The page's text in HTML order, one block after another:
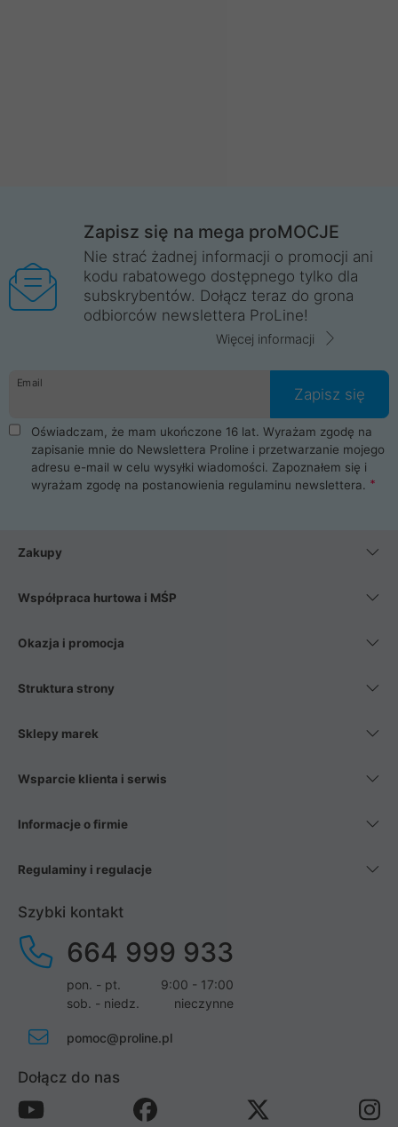
Zapisz się na mega proMOCJE
Nie strać żadnej informacji o promocji ani
kodu rabatowego dostępnego tylko dla
subskrybentów. Dołącz teraz do grona
odbiorców newslettera ProLine!
Więcej informacji
Email
Zapisz się
Oświadczam, że mam ukończone 16 lat. Wyrażam zgodę na
zapisanie mnie do Newslettera Proline i przetwarzanie mojego
adresu e-mail w celu wysyłki wiadomości. Zapoznałem się i
wyrażam zgodę na postanowienia regulaminu newslettera.
Zakupy
Współpraca hurtowa i MŚP
Okazja i promocja
Struktura strony
Sklepy marek
Wsparcie klienta i serwis
Informacje o firmie
Regulaminy i regulacje
Szybki kontakt
664 999 933
pon. - pt.
9:00 - 17:00
sob. - niedz.
nieczynne
pomoc@proline.pl
Dołącz do nas